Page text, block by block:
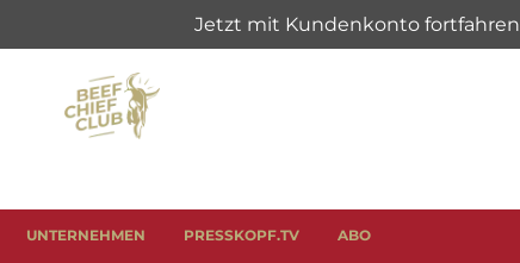
UNTERNEHMEN PRESSKOPF.TV ABO